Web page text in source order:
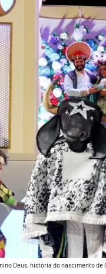
Deus, história do nascimento